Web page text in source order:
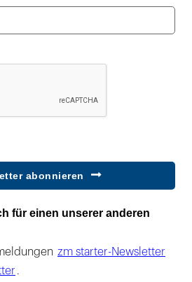
abonnieren
für einen unserer anderen
zm starter-Newsletter
.